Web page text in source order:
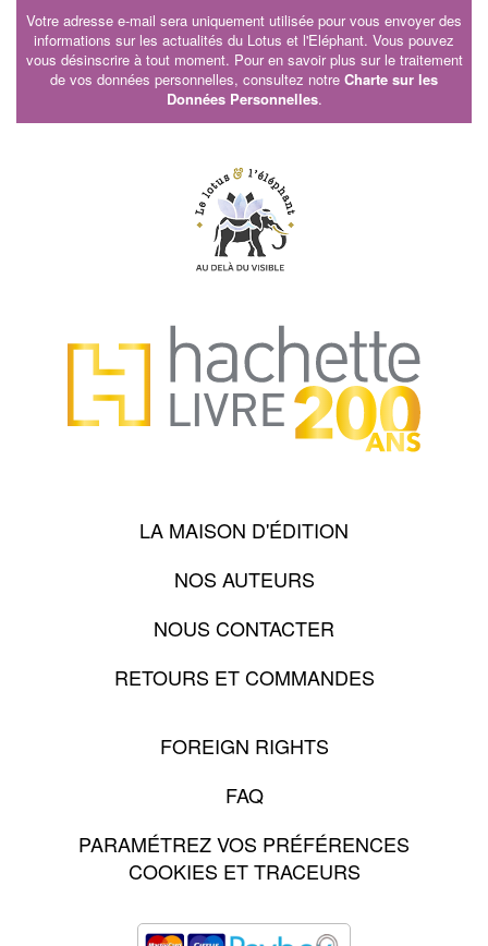
Votre adresse e-mail sera uniquement utilisée pour vous envoyer des
informations sur les actualités du Lotus et l'Eléphant. Vous pouvez
vous désinscrire à tout moment. Pour en savoir plus sur le traitement
de vos données personnelles, consultez notre Charte sur les
Données Personnelles.
LA MAISON D'ÉDITION
NOS AUTEURS
NOUS CONTACTER
RETOURS ET COMMANDES
FOREIGN RIGHTS
FAQ
PARAMÉTREZ VOS PRÉFÉRENCES
COOKIES ET TRACEURS